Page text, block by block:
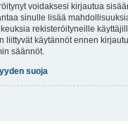
voidaksesi kirjautua
sinulle lisää
rekisteröityneille
liittyvät käytännöt ennen
säännöt.
suoja